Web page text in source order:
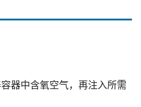
器中含氧空气，再注入所需